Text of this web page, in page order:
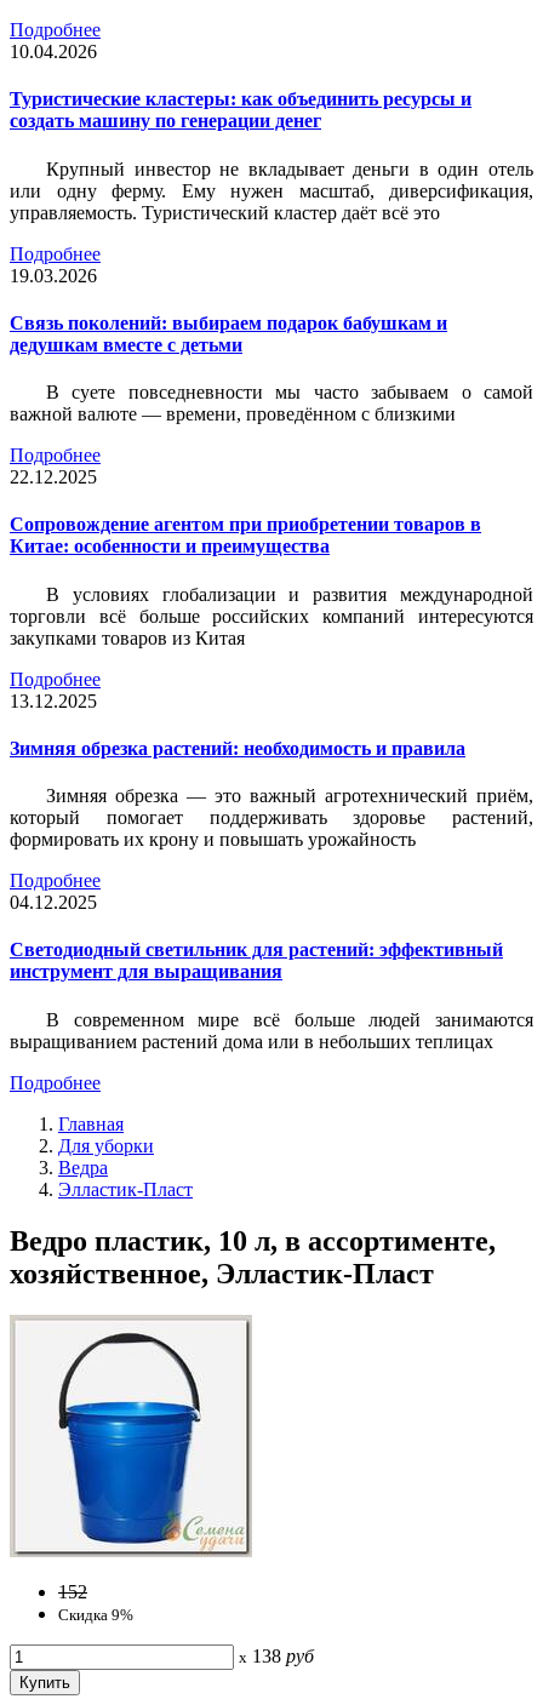
Подробнее
10.04.2026
Туристические кластеры: как объединить ресурсы и
создать машину по генерации денег
Крупный инвестор не вкладывает деньги в один отель
или одну ферму. Ему нужен масштаб, диверсификация,
управляемость. Туристический кластер даёт всё это
Подробнее
19.03.2026
Связь поколений: выбираем подарок бабушкам и
дедушкам вместе с детьми
В суете повседневности мы часто забываем о самой
важной валюте — времени, проведённом с близкими
Подробнее
22.12.2025
Сопровождение агентом при приобретении товаров в
Китае: особенности и преимущества
В условиях глобализации и развития международной
торговли всё больше российских компаний интересуются
закупками товаров из Китая
Подробнее
13.12.2025
Зимняя обрезка растений: необходимость и правила
Зимняя обрезка — это важный агротехнический приём,
который помогает поддерживать здоровье растений,
формировать их крону и повышать урожайность
Подробнее
04.12.2025
Светодиодный светильник для растений: эффективный
инструмент для выращивания
В современном мире всё больше людей занимаются
выращиванием растений дома или в небольших теплицах
Подробнее
Главная
Для уборки
Ведра
Элластик-Пласт
Ведро пластик, 10 л, в ассортименте,
хозяйственное, Элластик-Пласт
152
Скидка 9%
x 138 руб